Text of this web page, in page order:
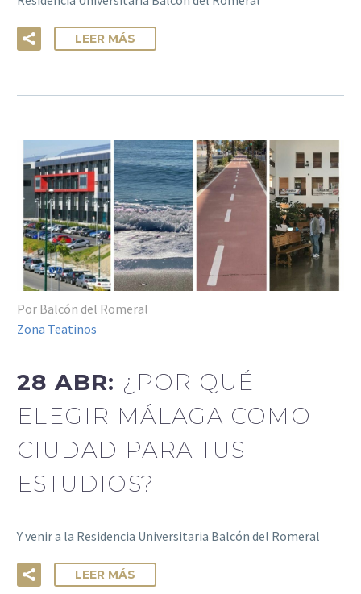
LEER MÁS
Por Balcón del Romeral
Zona Teatinos
28 ABR: ¿POR QUÉ
ELEGIR MÁLAGA COMO
CIUDAD PARA TUS
ESTUDIOS?
Y venir a la Residencia Universitaria Balcón del Romeral
LEER MÁS